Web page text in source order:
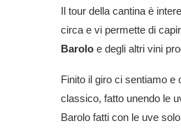
Il tour della cantina è
circa e vi permette di
Barolo e degli altri vini
Finito il giro ci sentiamo e
classico, fatto unendo le
Barolo fatti con le uve